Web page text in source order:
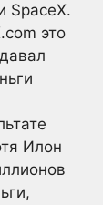
SpaceX.
это
Илон